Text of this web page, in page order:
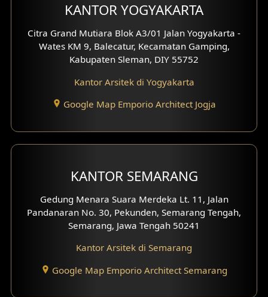
Desain Rumah Moroccan
Desain Rumah Scandinavian
Desain Rumah Tradisional
Desain Rumah Santorini
Desain Void
Desain Toilet Tamu
Desain Kanopi
Desain Gazebo
Desain Pantry
Desain Koridor
KANTOR YOGYAKARTA
Citra Grand Mutiara Blok A3/01 Jalan Yogyakarta -
Wates KM 9, Balecatur, Kecamatan Gamping,
Kabupaten Sleman, DIY 55752
Kantor Arsitek di Yogyakarta
Google Map Emporio Architect Jogja
KANTOR SEMARANG
Gedung Menara Suara Merdeka Lt. 11, Jalan
Pandanaran No. 30, Pekunden, Semarang Tengah,
Semarang, Jawa Tengah 50241
Kantor Arsitek di Semarang
Google Map Emporio Architect Semarang